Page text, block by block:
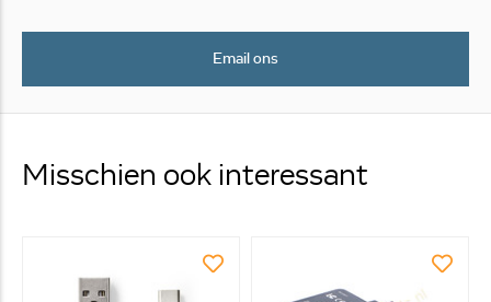
Email ons
Misschien ook interessant